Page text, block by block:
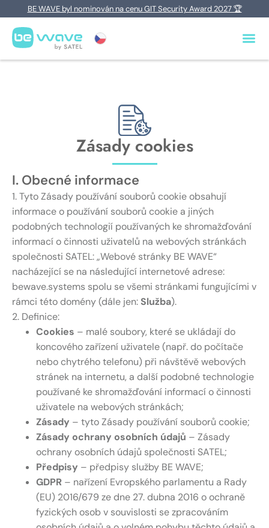
BE WAVE byl nominován na cenu GIT Security Award 2027 🏆
Zásady cookies
I. Obecné informace
1. Tyto Zásady používání souborů cookie obsahují
informace o používání souborů cookie a jiných
podobných technologií používaných ke shromažďování
informací o činnosti uživatelů na webových stránkách
společnosti SATEL: „Webové stránky BE WAVE“
nacházející se na následující internetové adrese:
bewave.systems spolu se všemi stránkami fungujícími v
rámci této domény (dále jen: Služba).
2. Definice:
Cookies – malé soubory, které se ukládají do
koncového zařízení uživatele (např. do počítače
nebo chytrého telefonu) při návštěvě webových
stránek na internetu, a další podobné technologie
používané ke shromažďování informací o činnosti
uživatele na webových stránkách;
Zásady – tyto Zásady používání souborů cookie;
Zásady ochrany osobních údajů – Zásady
ochrany osobních údajů společnosti SATEL;
Předpisy – předpisy služby BE WAVE;
GDPR – nařízení Evropského parlamentu a Rady
(EU) 2016/679 ze dne 27. dubna 2016 o ochraně
fyzických osob v souvislosti se zpracováním